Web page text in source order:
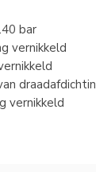
bar
vernikkeld
vernikkeld